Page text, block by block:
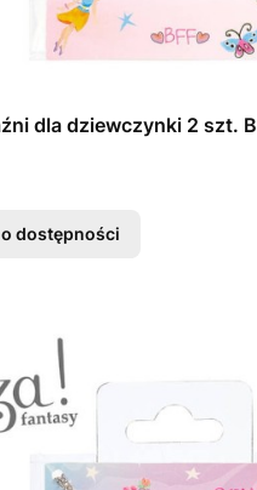
dla dziewczynki 2 szt.
dostępności